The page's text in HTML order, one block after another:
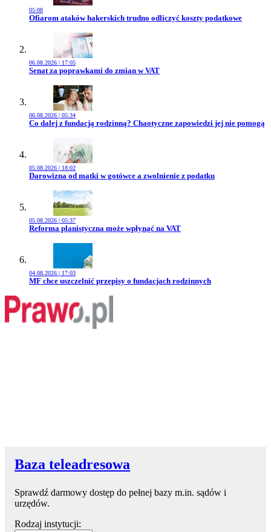
05:08
Przejdź do artykułu:
Ofiarom ataków hakerskich trudno odliczyć koszty podatkowe
06.08.2026 | 17:05
Przejdź do artykułu:
Senat za poprawkami do zmian w VAT
06.08.2026 | 05:34
Przejdź do artykułu:
Co dalej z fundacją rodzinną? Chaotyczne zapowiedzi jej nie pomogą
05.08.2026 | 18:02
Przejdź do artykułu:
Darowizna od matki w gotówce a zwolnienie z podatku
05.08.2026 | 05:37
Przejdź do artykułu:
Reforma planistyczna może wpłynąć na VAT
04.08.2026 | 17:03
Przejdź do artykułu:
MF chce uszczelnić przepisy o fundacjach rodzinnych
Baza teleadresowa
Sprawdź darmowy dostęp do pełnej bazy m.in. sądów i
urzędów.
Rodzaj instytucji: